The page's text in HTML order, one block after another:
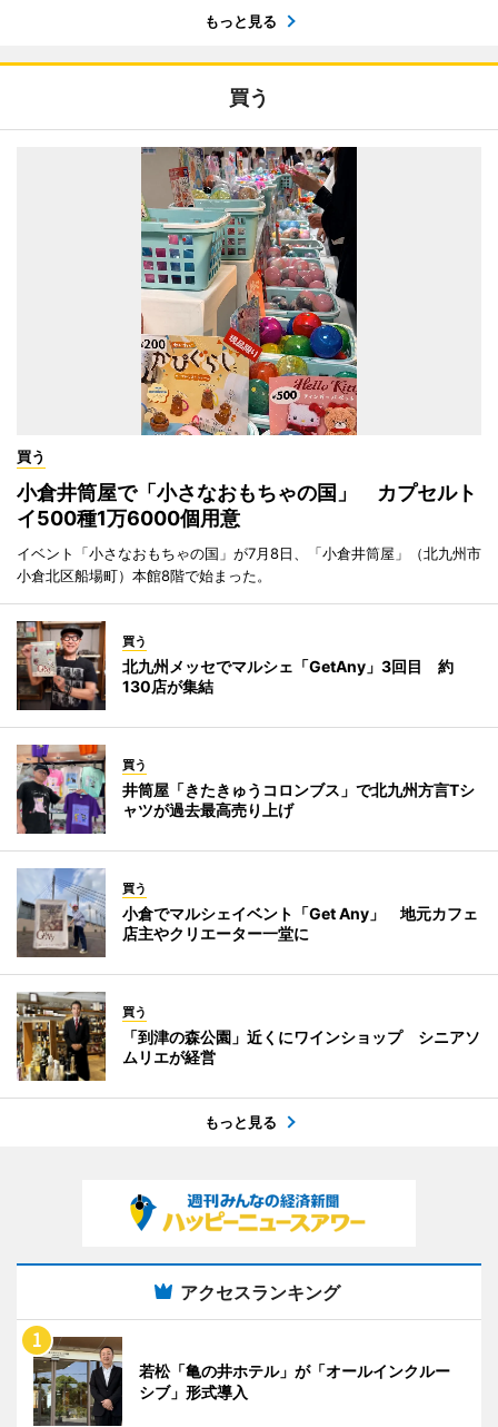
もっと見る
買う
買う
小倉井筒屋で「小さなおもちゃの国」 カプセルト
イ500種1万6000個用意
イベント「小さなおもちゃの国」が7月8日、「小倉井筒屋」（北九州市
小倉北区船場町）本館8階で始まった。
買う
北九州メッセでマルシェ「GetAny」3回目 約
130店が集結
買う
井筒屋「きたきゅうコロンブス」で北九州方言Tシ
ャツが過去最高売り上げ
買う
小倉でマルシェイベント「Get Any」 地元カフェ
店主やクリエーター一堂に
買う
「到津の森公園」近くにワインショップ シニアソ
ムリエが経営
もっと見る
アクセスランキング
若松「亀の井ホテル」が「オールインクルー
シブ」形式導入